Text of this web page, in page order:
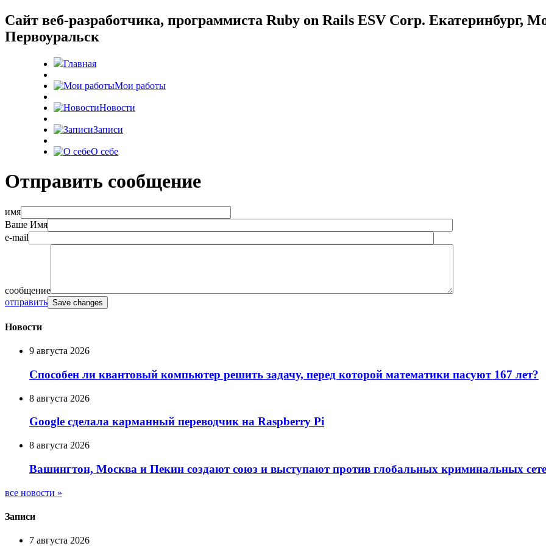
Cайт веб-разработчика, программиста Ruby on Rails ESV Corp. Екатеринбург,
Первоуральск
Главная
Мои работы
Новости
Записи
О себе
Отправить сообщение
имя
Ваше Имя
e-mail
сообщение
отправить
Новости
9 августа 2026
Способен ли квантовый компьютер решить задачу, перед которой математики пасуют 167 лет?
8 августа 2026
Google сделала карманный переводчик на Raspberry Pi
8 августа 2026
Вашингтон, Москва и Пекин создают союз и выступают против глобальных криминальных
все новости »
Записи
7 августа 2026